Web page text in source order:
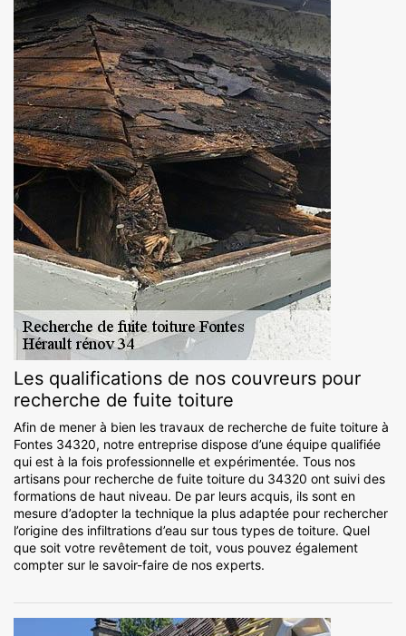
Les qualifications de nos couvreurs pour
recherche de fuite toiture
Afin de mener à bien les travaux de recherche de fuite toiture à
Fontes 34320, notre entreprise dispose d’une équipe qualifiée
qui est à la fois professionnelle et expérimentée. Tous nos
artisans pour recherche de fuite toiture du 34320 ont suivi des
formations de haut niveau. De par leurs acquis, ils sont en
mesure d’adopter la technique la plus adaptée pour rechercher
l’origine des infiltrations d’eau sur tous types de toiture. Quel
que soit votre revêtement de toit, vous pouvez également
compter sur le savoir-faire de nos experts.